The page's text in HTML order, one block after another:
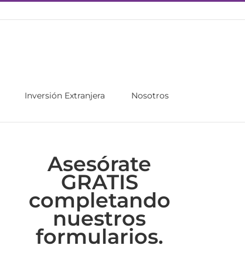
Inversión Extranjera Nosotros
Asesórate
GRATIS
completando
nuestros
formularios.